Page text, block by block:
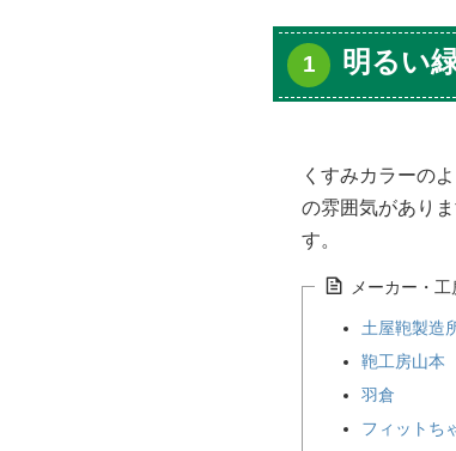
明るい
くすみカラーの
の雰囲気があり
す。
メーカー・
土屋鞄製造
鞄工房山本
羽倉
フィットち